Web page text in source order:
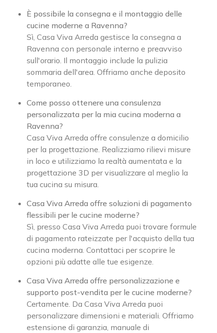
È possibile la consegna e il montaggio delle
cucine moderne a Ravenna?
Sì, Casa Viva Arreda gestisce la consegna a
Ravenna con personale interno e preavviso
sull'orario. Il montaggio include la pulizia
sommaria dell'area. Offriamo anche deposito
temporaneo.
Come posso ottenere una consulenza
personalizzata per la mia cucina moderna a
Ravenna?
Casa Viva Arreda offre consulenze a domicilio
per la progettazione. Realizziamo rilievi misure
in loco e utilizziamo la realtà aumentata e la
progettazione 3D per visualizzare al meglio la
tua cucina su misura.
Casa Viva Arreda offre soluzioni di pagamento
flessibili per le cucine moderne?
Sì, presso Casa Viva Arreda puoi trovare formule
di pagamento rateizzate per l'acquisto della tua
cucina moderna. Contattaci per scoprire le
opzioni più adatte alle tue esigenze.
Casa Viva Arreda offre personalizzazione e
supporto post-vendita per le cucine moderne?
Certamente. Da Casa Viva Arreda puoi
personalizzare dimensioni e materiali. Offriamo
estensione di garanzia, manuale di